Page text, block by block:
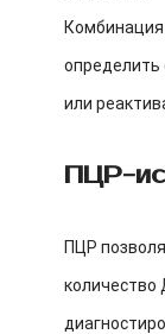
Комбинация
определить
или
ПЦР-
ПЦР